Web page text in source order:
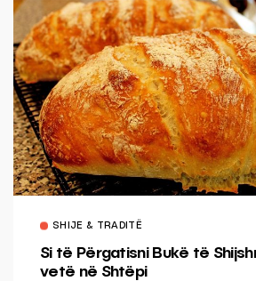
SHIJE & TRADITË
Si të Përgatisni Bukë të
vetë në Shtëpi